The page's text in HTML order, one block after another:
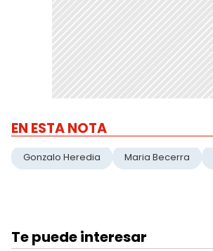
EN ESTA NOTA
Gonzalo Heredia Maria Becerra